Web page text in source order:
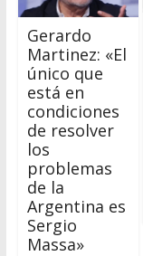
Gerardo
Martinez: «El
único que
está en
condiciones
de resolver
los
problemas
de la
Argentina es
Sergio
Massa»